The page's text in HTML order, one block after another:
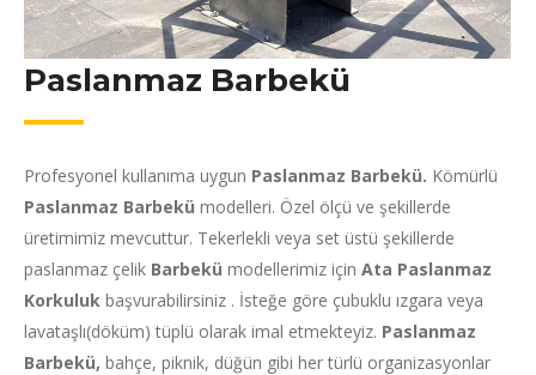
Paslanmaz Barbekü
Profesyonel kullanıma uygun Paslanmaz Barbekü. Kömürlü
Paslanmaz Barbekü modelleri. Özel ölçü ve şekillerde
üretimimiz mevcuttur. Tekerlekli veya set üstü şekillerde
paslanmaz çelik Barbekü modellerimiz için Ata Paslanmaz
Korkuluk başvurabilirsiniz . İsteğe göre çubuklu ızgara veya
lavataşlı(döküm) tüplü olarak imal etmekteyiz. Paslanmaz
Barbekü, bahçe, piknik, düğün gibi her türlü organizasyonlar